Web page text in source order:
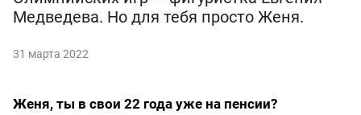
Медведева. Но для тебя просто Женя.
31 марта 2022
Женя, ты в свои 22 года уже на пенсии?